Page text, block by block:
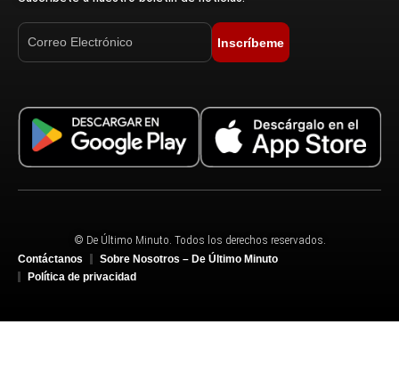
Inscríbeme
© De Último Minuto. Todos los derechos reservados.
Contáctanos
Sobre Nosotros – De Último Minuto
Política de privacidad